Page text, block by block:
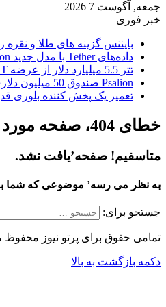
جمعه, آگوست 7 2026
خبر فوری
بایننس گزینه های طلا و نقره
داده‌های Tether با مدل جدید Vision پارامتر 460M، هوش مصنوعی را از ابر خارج می‌کند
تتر 5.5 میلیارد دلار از عرضه USDT را کاهش می دهد زیرا گردش مالی استیبل کوین به سرعتی بی سابقه رسید.
Psalion صندوق 50 میلیون دلاری را برای حمایت از استارت‌آپ‌های بلاک چین راه‌اندازی می‌کند، زیرا Web3 Adoption به جلو می‌رود.
تعمیر یک پخش کننده بلوری
خطای 404، صفحه مورد نظر یافت نشد:(
متاسفیم! صفحه’یافت نشد.
به نظر می رسه’ موضوعی که شما به
جستجو برای:
تمامی حقوق برای پرتو نیوز محفوظ
دکمه بازگشت به بالا